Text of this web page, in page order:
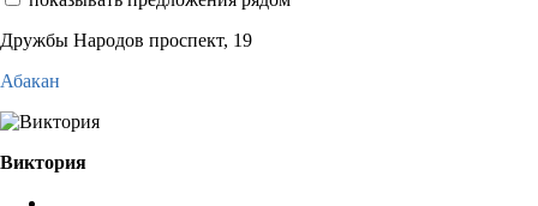
Дружбы Народов проспект, 19
Абакан
Виктория